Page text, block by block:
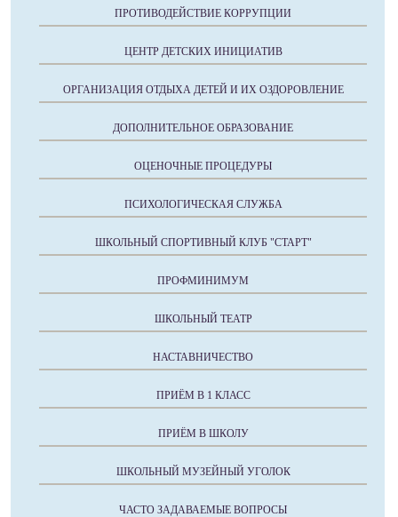
ПРОТИВОДЕЙСТВИЕ КОРРУПЦИИ
ЦЕНТР ДЕТСКИХ ИНИЦИАТИВ
ОРГАНИЗАЦИЯ ОТДЫХА ДЕТЕЙ И ИХ ОЗДОРОВЛЕНИЕ
ДОПОЛНИТЕЛЬНОЕ ОБРАЗОВАНИЕ
ОЦЕНОЧНЫЕ ПРОЦЕДУРЫ
ПСИХОЛОГИЧЕСКАЯ СЛУЖБА
ШКОЛЬНЫЙ СПОРТИВНЫЙ КЛУБ "СТАРТ"
ПРОФМИНИМУМ
ШКОЛЬНЫЙ ТЕАТР
НАСТАВНИЧЕСТВО
ПРИЁМ В 1 КЛАСС
ПРИЁМ В ШКОЛУ
ШКОЛЬНЫЙ МУЗЕЙНЫЙ УГОЛОК
ЧАСТО ЗАДАВАЕМЫЕ ВОПРОСЫ